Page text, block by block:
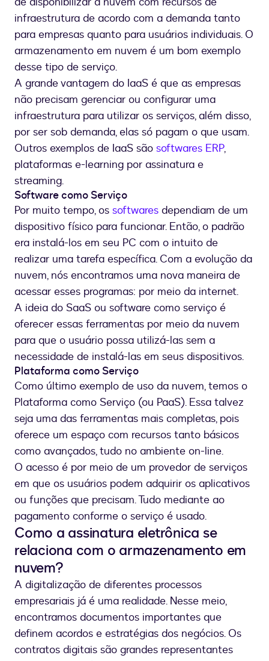
infraestrutura de acordo com a demanda tanto
para empresas quanto para usuários individuais. O
armazenamento em nuvem é um bom exemplo
desse tipo de serviço.
A grande vantagem do IaaS é que as empresas
não precisam gerenciar ou configurar uma
infraestrutura para utilizar os serviços, além disso,
por ser sob demanda, elas só pagam o que usam.
Outros exemplos de IaaS são softwares ERP,
plataformas e-learning por assinatura e
streaming.
Software como Serviço
Por muito tempo, os softwares dependiam de um
dispositivo físico para funcionar. Então, o padrão
era instalá-los em seu PC com o intuito de
realizar uma tarefa específica. Com a evolução da
nuvem, nós encontramos uma nova maneira de
acessar esses programas: por meio da internet.
A ideia do SaaS ou software como serviço é
oferecer essas ferramentas por meio da nuvem
para que o usuário possa utilizá-las sem a
necessidade de instalá-las em seus dispositivos.
Plataforma como Serviço
Como último exemplo de uso da nuvem, temos o
Plataforma como Serviço (ou PaaS). Essa talvez
seja uma das ferramentas mais completas, pois
oferece um espaço com recursos tanto básicos
como avançados, tudo no ambiente on-line.
O acesso é por meio de um provedor de serviços
em que os usuários podem adquirir os aplicativos
ou funções que precisam. Tudo mediante ao
pagamento conforme o serviço é usado.
Como a assinatura eletrônica se
relaciona com o armazenamento em
nuvem?
A digitalização de diferentes processos
empresariais já é uma realidade. Nesse meio,
encontramos documentos importantes que
definem acordos e estratégias dos negócios. Os
contratos digitais são grandes representantes